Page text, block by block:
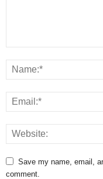
Save my name, email,
comment.